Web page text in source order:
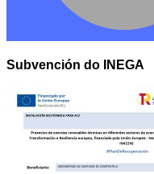
Subvención do INEGA